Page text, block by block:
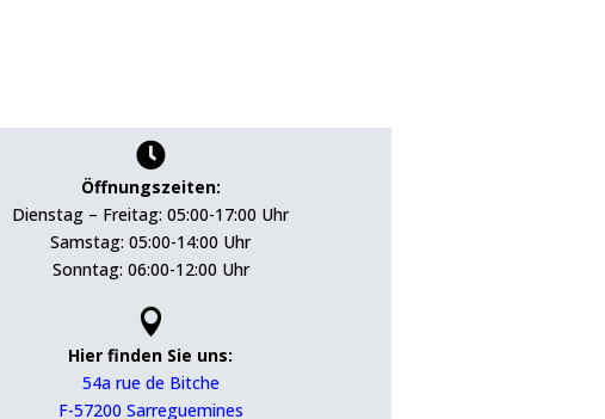

Öffnungszeiten:
Dienstag – Freitag: 05:00-17:00 Uhr
Samstag: 05:00-14:00 Uhr
Sonntag: 06:00-12:00 Uhr

Hier finden Sie uns:
54a rue de Bitche
F-57200 Sarreguemines